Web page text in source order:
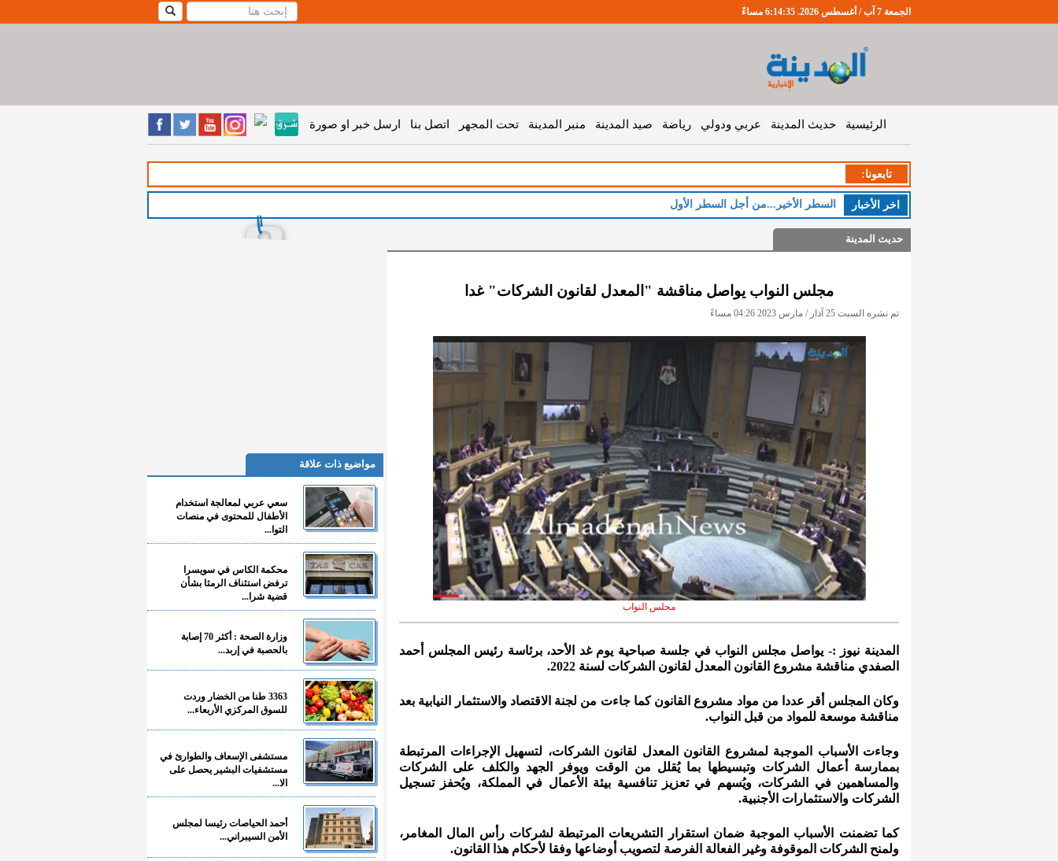
الجمعة 7 آب / أغسطس 2026. 6:14:36 مساءً
الرئيسية حديث المدينة عربي ودولي رياضة صيد المدينة منبر المدينة تحت المجهر اتصل بنا ارسل خبر او صورة
تابعونا:
اخر اﻷخبار السطر الأخير...من أجل السطر الأول
حديث المدينة
مجلس النواب يواصل مناقشة "المعدل لقانون الشركات" غدا
تم نشره السبت 25 آذار / مارس 2023 04:26 مساءً
مجلس النواب
المدينة نيوز :- يواصل مجلس النواب في جلسة صباحية يوم غد الأحد، برئاسة رئيس المجلس أحمد
الصفدي مناقشة مشروع القانون المعدل لقانون الشركات لسنة 2022.
وكان المجلس أقر عددا من مواد مشروع القانون كما جاءت من لجنة الاقتصاد والاستثمار النيابية بعد
مناقشة موسعة للمواد من قبل النواب.
وجاءت الأسباب الموجبة لمشروع القانون المعدل لقانون الشركات، لتسهيل الإجراءات المرتبطة
بممارسة أعمال الشركات وتبسيطها بما يُقلل من الوقت ويوفر الجهد والكلف على الشركات
والمساهمين في الشركات، ويُسهم في تعزيز تنافسية بيئة الأعمال في المملكة، ويُحفز تسجيل
الشركات والاستثمارات الأجنبية.
كما تضمنت الأسباب الموجبة ضمان استقرار التشريعات المرتبطة لشركات رأس المال المغامر،
ولمنح الشركات الموقوفة وغير الفعالة الفرصة لتصويب أوضاعها وفقا لأحكام هذا القانون.
مواضيع ذات علاقة
سعي عربي لمعالجة استخدام
الأطفال للمحتوى في منصات
التوا...
محكمة الكاس في سويسرا
ترفض استئناف الرمثا بشأن
قضية شرا...
وزارة الصحة : أكثر 70 إصابة
بالحصبة في إربد...
3363 طنا من الخضار وردت
للسوق المركزي الأربعاء...
مستشفى الإسعاف والطوارئ في
مستشفيات البشير يحصل على
الا...
أحمد الحياصات رئيسا لمجلس
الأمن السيبراني...